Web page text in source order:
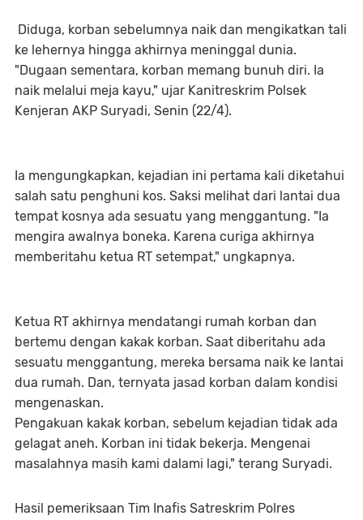
Diduga, korban sebelumnya naik dan mengikatkan tali
ke lehernya hingga akhirnya meninggal dunia.
"Dugaan sementara, korban memang bunuh diri. Ia
naik melalui meja kayu," ujar Kanitreskrim Polsek
Kenjeran AKP Suryadi, Senin (22/4).
Ia mengungkapkan, kejadian ini pertama kali diketahui
salah satu penghuni kos. Saksi melihat dari lantai dua
tempat kosnya ada sesuatu yang menggantung. "Ia
mengira awalnya boneka. Karena curiga akhirnya
memberitahu ketua RT setempat," ungkapnya.
Ketua RT akhirnya mendatangi rumah korban dan
bertemu dengan kakak korban. Saat diberitahu ada
sesuatu menggantung, mereka bersama naik ke lantai
dua rumah. Dan, ternyata jasad korban dalam kondisi
mengenaskan.
Pengakuan kakak korban, sebelum kejadian tidak ada
gelagat aneh. Korban ini tidak bekerja. Mengenai
masalahnya masih kami dalami lagi," terang Suryadi.
Hasil pemeriksaan Tim Inafis Satreskrim Polres